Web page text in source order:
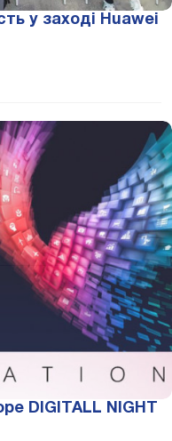
у заході Huawei
DIGITALL NIGHT